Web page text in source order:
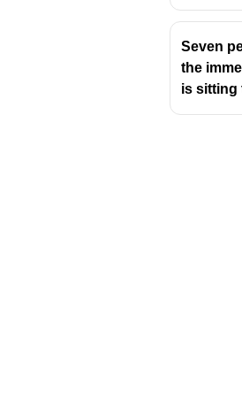
Seven
the
is sitting